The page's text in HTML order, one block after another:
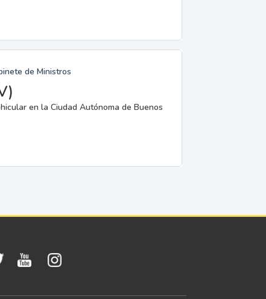
de Ministros
en la Ciudad Autónoma de Buenos